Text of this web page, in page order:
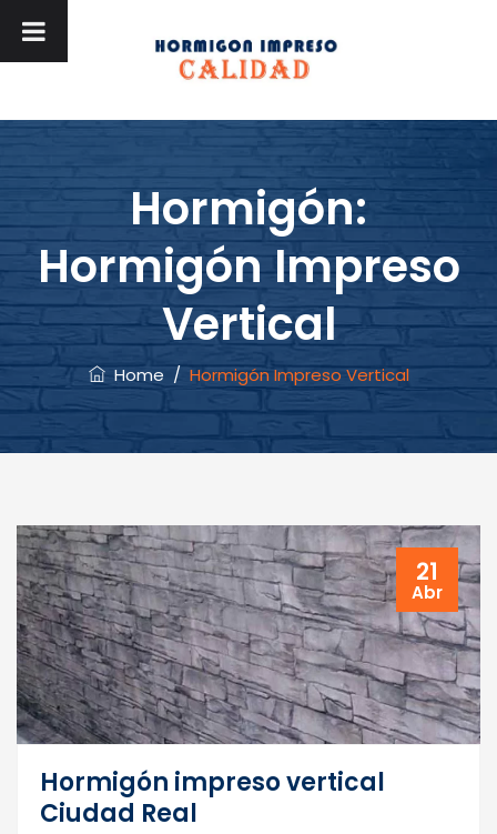
Hormigón:
Hormigón Impreso
Vertical
Home/Hormigón Impreso Vertical
21
Abr
Hormigón impreso vertical
Ciudad Real